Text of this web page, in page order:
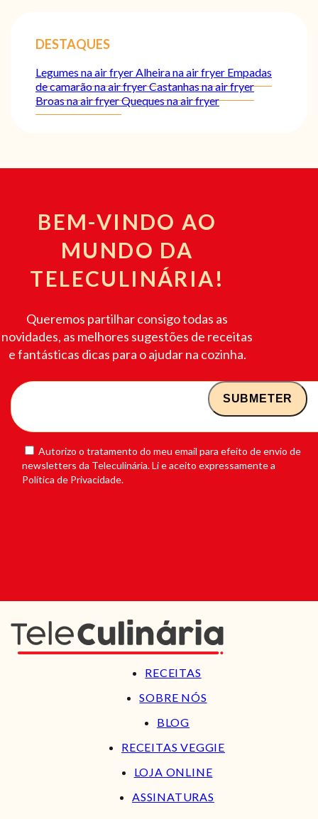
DESTAQUES
Legumes na air fryerAlheira na air fryer Empadas
de camarão na air fryerCastanhas na air fryer
Broas na air fryerQueques na air fryer
BEM-VINDO AO
MUNDO DA
TELECULINÁRIA!
Queremos partilhar consigo todas as
novidades, as melhores sugestões de receitas
e fantásticas dicas para o ajudar na cozinha.
Autorizo o tratamento do meu email para efeito de envio de
newsletters da Teleculinária. Li e aceito expressamente a
Política de Privacidade.
RECEITAS
SOBRE NÓS
BLOG
RECEITAS VEGGIE
LOJA ONLINE
ASSINATURAS